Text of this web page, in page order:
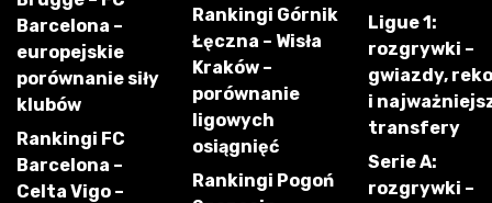
Barcelona –
europejskie
porównanie siły
klubów
Rankingi FC
Barcelona –
Celta Vigo –
Rankingi Górnik
Łęczna – Wisła
Kraków –
porównanie
ligowych
osiągnięć
Rankingi Pogoń
Ligue 1:
rozgrywki –
gwiazdy,
i
transfery
Serie A:
rozgrywki –